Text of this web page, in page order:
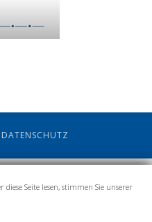
diese Seite lesen, stimmen Sie unserer